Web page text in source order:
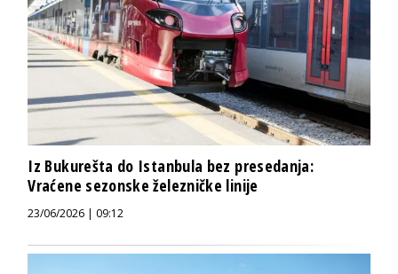
Iz Bukurešta do Istanbula bez presedanja:
Vraćene sezonske železničke linije
23/06/2026 | 09:12